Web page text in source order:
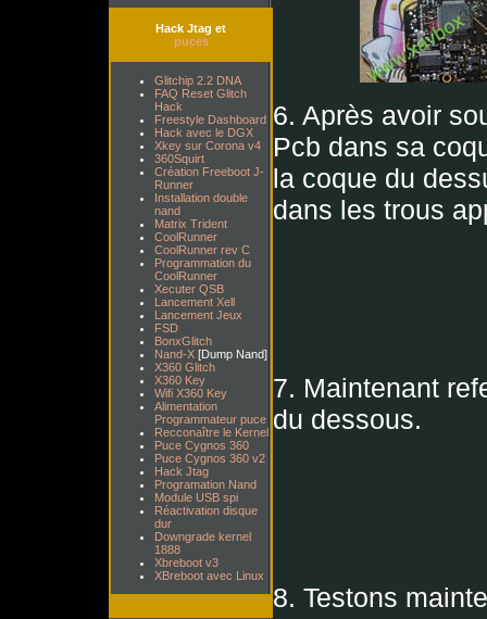
Hack Jtag et
puces
Glitchip 2.2 DNA
FAQ Reset Glitch
Hack
Freestyle Dashboard
Hack avec le DGX
Xkey sur Corona v4
360Squirt
Création Freeboot J-
Runner
Installation double
nand
Matrix Trident
CoolRunner
CoolRunner rev C
Programmation du
CoolRunner
Xecuter QSB
Lancement Xell
Lancement Jeux
FSD
BonxGlitch
Nand-X [Dump Nand]
X360 Glitch
X360 Key
Wifi X360 Key
Alimentation
Programmateur puce
Recconaître le Kernel
Puce Cygnos 360
Puce Cygnos 360 v2
Hack Jtag
Programation Nand
Module USB spi
Réactivation disque
dur
Downgrade kernel
1888
Xbreboot v3
XBreboot avec Linux
6. Après avoir
Pcb dans sa
la coque du
dans les trous
7. Maintenant
du dessous.
8. Testons